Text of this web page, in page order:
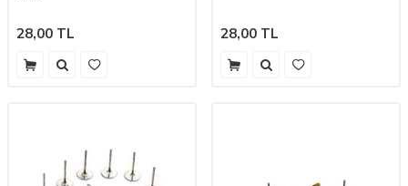
28,00 TL 28,00 TL